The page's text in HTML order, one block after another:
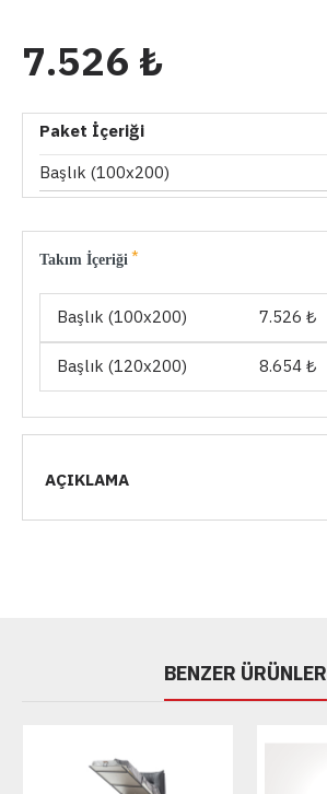
7.526 ₺
Paket İçeriği
Başlık (100x200)
Takım İçeriği
Başlık (100x200) 7.526 ₺
Başlık (120x200) 8.654 ₺
AÇIKLAMA
BENZER ÜRÜNLER